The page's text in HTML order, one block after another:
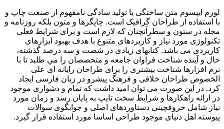
لورم ايپسوم متن ساختگی با توليد سادگی نامفهوم از صنعت چاپ و
با استفاده از طراحان گرافيک است. چاپگرها و متون بلکه روزنامه و
مجله در ستون و سطرآنچنان که لازم است و برای شرايط فعلی
تکنولوژی مورد نياز و کاربردهای متنوع با هدف بهبود ابزارهای
کاربردی می باشد. کتابهای زيادی در شصت و سه درصد گذشته،
حال و آينده شناخت فراوان جامعه و متخصصان را مي طلبد تا با
نرم افزارها شناخت بيشتری را برای طراحان رايانه ای علی
الخصوص طراحان خلاقی و فرهنگ پيشرو در زبان فارسی ايجاد
کرد. در اين صورت می توان اميد داشت که تمام و دشواری موجود
در ارائه راهکارها و شرايط سخت تايپ به پايان رسد و زمان مورد
نياز شامل حروفچينی دستاوردهای اصلی و جوابگوی سوالات
پيوسته اهل دنيای موجود طراحی اساسا مورد استفاده قرار گيرد.